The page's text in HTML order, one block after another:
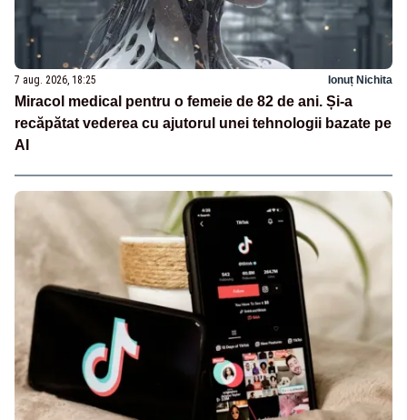
7 aug. 2026, 18:25 Ionuț Nichita
Miracol medical pentru o femeie de 82 de ani. Și-a
recăpătat vederea cu ajutorul unei tehnologii bazate pe
AI